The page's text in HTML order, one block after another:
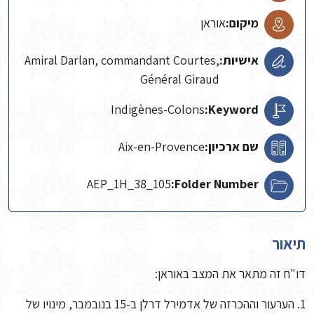
מיקום:אוראן
אישיות:Amiral Darlan, commandant Courtes,
Général Giraud
Keyword:
Indigènes-Colons
שם ארכיון:Aix-en-Provence
Folder Number:
AEP_1H_38_105
תיאור
דו"ח זה מתאר את המצב באוראן:
1. הערעור וההכרזה של אדמירל דרלן ב-15 בנובמבר, מינויו של